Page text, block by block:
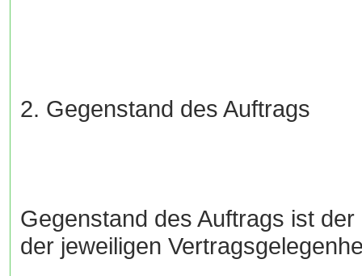
2. Gegenstand des Auftrags
Gegenstand des Auftrags ist
der jeweiligen